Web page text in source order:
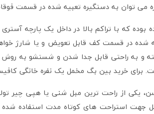
می توان به دستگیره تعبیه شده در قسمت
که با تراکم بالا در داخل یک پارچه
شده در قسمت کف قابل تعویض و یا شارژ
و به راحتی قابل جدا شدن و شستشو
برای خرید بین بگ مخمل یک نفره خانگی
از راحت ترین مبل شنی یا هپی چیر
جهت استراحت های کوتاه مدت استفاده